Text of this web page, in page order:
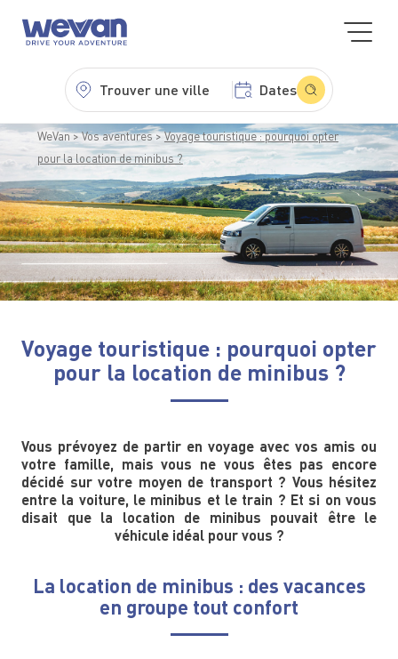
Trouver une ville Dates
WeVan Vos aventures
Voyage touristique : pourquoi opter
pour la location de minibus ?
Voyage touristique : pourquoi opter
pour la location de minibus ?
Vous prévoyez de partir en voyage avec vos amis ou
votre famille, mais vous ne vous êtes pas encore
décidé sur votre moyen de transport ? Vous hésitez
entre la voiture, le minibus et le train ? Et si on vous
disait que la location de minibus pouvait être le
véhicule idéal pour vous ?
La location de minibus : des vacances
en groupe tout confort